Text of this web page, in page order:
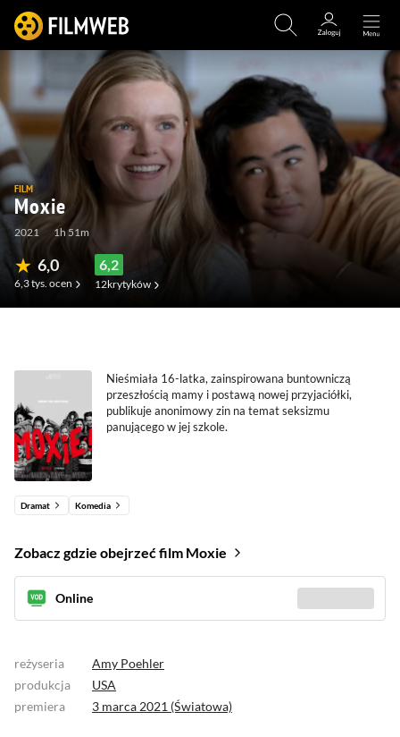
FILM
Moxie
2021 1h 51m
6,0
6,3 tys. ocen
6,2
12krytyków
Nieśmiała 16-latka, zainspirowana buntowniczą
przeszłością mamy i postawą nowej przyjaciółki,
publikuje anonimowy zin na temat seksizmu
panującego w jej szkole.
Dramat Komedia
reżyseria
Amy Poehler
produkcja
USA
premiera
3 marca 2021 (Światowa)
Zobacz gdzie obejrzeć film Moxie
Online